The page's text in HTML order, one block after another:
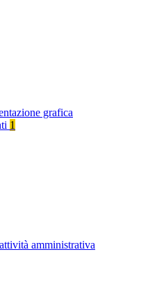
grafica
1
amministrativa